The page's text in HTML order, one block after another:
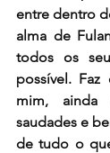
entre dentro
alma de
todos os
possível.
mim,
saudades e
de tudo o